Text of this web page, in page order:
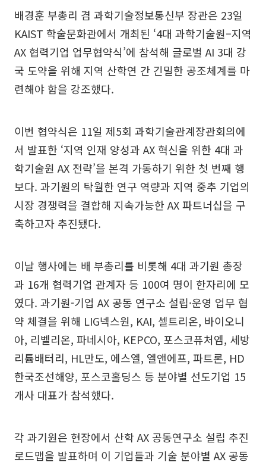
배경훈 부총리 겸 과학기술정보통신부 장관은 23일
KAIST 학술문화관에서 개최된 ‘4대 과학기술원–지역
AX 협력기업 업무협약식’에 참석해 글로벌 AI 3대 강
국 도약을 위해 지역 산학연 간 긴밀한 공조체계를 마
련해야 함을 강조했다.
이번 협약식은 11일 제5회 과학기술관계장관회의에
서 발표한 ‘지역 인재 양성과 AX 혁신을 위한 4대 과
학기술원 AX 전략’을 본격 가동하기 위한 첫 번째 행
보다. 과기원의 탁월한 연구 역량과 지역 중추 기업의
시장 경쟁력을 결합해 지속가능한 AX 파트너십을 구
축하고자 추진됐다.
이날 행사에는 배 부총리를 비롯해 4대 과기원 총장
과 16개 협력기업 관계자 등 100여 명이 한자리에 모
였다. 과기원-기업 AX 공동 연구소 설립·운영 업무 협
약 체결을 위해 LIG넥스원, KAI, 셀트리온, 바이오니
아, 리벨리온, 파네시아, KEPCO, 포스코퓨처엠, 세방
리튬배터리, HL만도, 에스엘, 엘앤에프, 파트론, HD
한국조선해양, 포스코홀딩스 등 분야별 선도기업 15
개사 대표가 참석했다.
각 과기원은 현장에서 산학 AX 공동연구소 설립 추진
로드맵을 발표하며 이 기업들과 기술 분야별 AX 공동